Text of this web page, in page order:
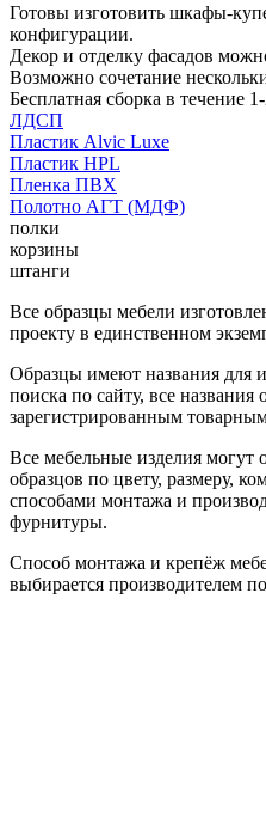
Готовы изготовить шкафы-
конфигурации.
Декор и отделку фасадов
Возможно сочетание
Бесплатная сборка в течение
ЛДСП
Пластик Alvic Luxe
Пластик HPL
Пленка ПВХ
Полотно АГТ (МДФ)
полки
корзины
штанги
Все образцы мебели
проекту в единственном
Образцы имеют названия для
поиска по сайту, все названия
зарегистрированным
Все мебельные изделия могут
образцов по цвету, размеру,
способами монтажа и
фурнитуры.
Способ монтажа и крепёж
выбирается производителем